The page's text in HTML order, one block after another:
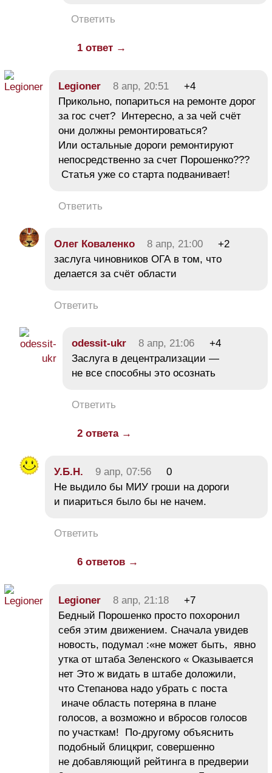
Ответить
1 ответ →
Legioner 8 апр, 20:51
+4
Прикольно, попариться на ремонте дорог
за гос счет? Интересно, а за чей счёт
они должны ремонтироваться?
Или остальные дороги ремонтируют
непосредственно за счет Порошенко???
Статья уже со старта подванивает!
Ответить
Олег Коваленко 8 апр, 21:00
+2
заслуга чиновников ОГА в том, что
делается за счёт области
Ответить
odessit-ukr 8 апр, 21:06
+4
Заслуга в децентрализации —
не все способны это осознать
Ответить
2 ответа →
У.Б.Н. 9 апр, 07:56
0
Не выдило бы МИУ гроши на дороги
и пиариться было бы не начем.
Ответить
6 ответов →
Legioner 8 апр, 21:18
+7
Бедный Порошенко просто похоронил
себя этим движением. Сначала увидев
новость, подумал :«не может быть, явно
утка от штаба Зеленского « Оказывается
нет Это ж видать в штабе доложили,
что Степанова надо убрать с поста
иначе область потеряна в плане
голосов, а возможно и вбросов голосов
по участкам! По-другому объяснить
подобный блицкриг, совершенно
не добавляющий рейтинга в предверии